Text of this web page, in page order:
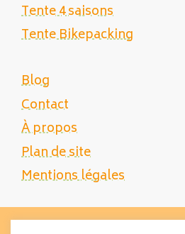
Tente 4 saisons
Tente Bikepacking
Blog
Contact
À propos
Plan de site
Mentions légales
Copyright 2025 Tente Trek